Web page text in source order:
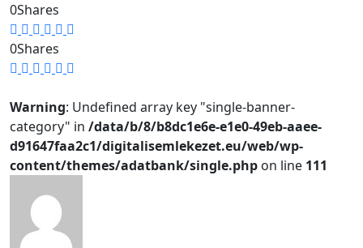
0Shares
0Shares
Warning: Undefined array key "single-banner-
category" in /data/b/8/b8dc1e6e-e1e0-49eb-aaee-
d91647faa2c1/digitalisemlekezet.eu/web/wp-
content/themes/adatbank/single.php on line 111